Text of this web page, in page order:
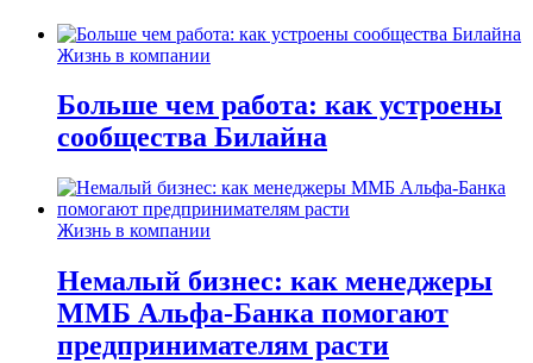
Жизнь в компании
Больше чем работа: как устроены
сообщества Билайна
Жизнь в компании
Немалый бизнес: как менеджеры
ММБ Альфа-Банка помогают
предпринимателям расти